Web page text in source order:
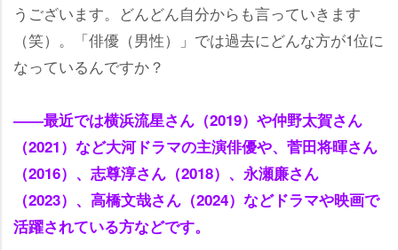
うございます。どんどん自分からも言っていきます
（笑）。「俳優（男性）」では過去にどんな方が1位に
なっているんですか？
――最近では横浜流星さん（2019）や仲野太賀さん
（2021）など大河ドラマの主演俳優や、菅田将暉さん
（2016）、志尊淳さん（2018）、永瀬廉さん
（2023）、高橋文哉さん（2024）などドラマや映画で
活躍されている方などです。